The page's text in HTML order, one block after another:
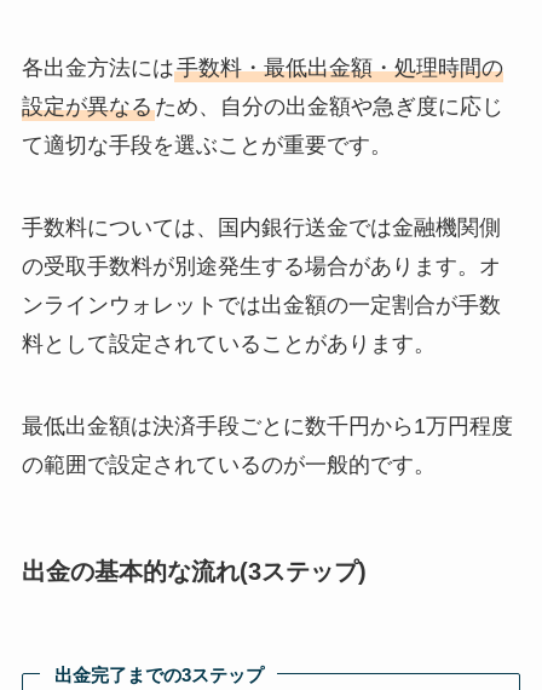
各出金方法には手数料・最低出金額・処理時間の
設定が異なるため、自分の出金額や急ぎ度に応じ
て適切な手段を選ぶことが重要です。
手数料については、国内銀行送金では金融機関側
の受取手数料が別途発生する場合があります。オ
ンラインウォレットでは出金額の一定割合が手数
料として設定されていることがあります。
最低出金額は決済手段ごとに数千円から1万円程度
の範囲で設定されているのが一般的です。
出金の基本的な流れ(3ステップ)
出金完了までの3ステップ